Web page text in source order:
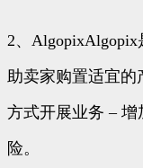
2、AlgopixAlgopix
助卖家购置适宜的
方式开展业务 –
险。